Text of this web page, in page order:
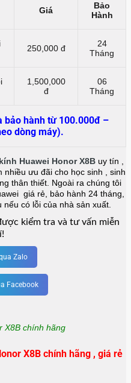
Giá
Bảo
Hành
250,000 đ
24
Tháng
1,500,000
đ
06
Tháng
bảo hành từ 100.000đ –
dòng máy).
Huawei Honor X8B uy tín ,
nhiều ưu đãi cho học sinh , sinh
thân thiết. Ngoài ra chúng tôi
giá rẻ, bảo hành 24 tháng,
có lỗi của nhà sản xuất.
kiểm tra và tư vấn miễn
Zalo
Facebook
X8B chính hãng
X8B chính hãng , giá rẻ